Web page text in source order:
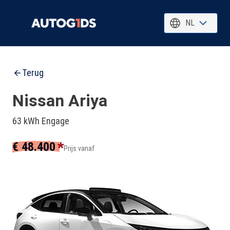
NL
Terug
Nissan Ariya
63 kWh Engage
€ 48.400*Prijs vanaf